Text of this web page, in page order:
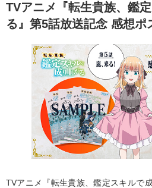
TVアニメ『転生貴族、鑑
る』第5話放送記念 感想ポ
TVアニメ『転生貴族、鑑定スキルで